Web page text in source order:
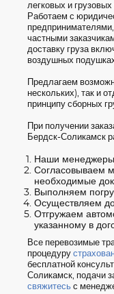
легковых и грузовых
Работаем с
частными
доставку груза
воздушных
Предлагаем
нескольких), так и
принципу сборных
При получении
Бердск-Соликамск
Наши менеджеры
Согласовываем
необходимые
Выполняем
Осуществляем
Отгружаем
указанному в
Все перевозимые
процедуру
бесплатной
Соликамск, подачи
свяжитесь с